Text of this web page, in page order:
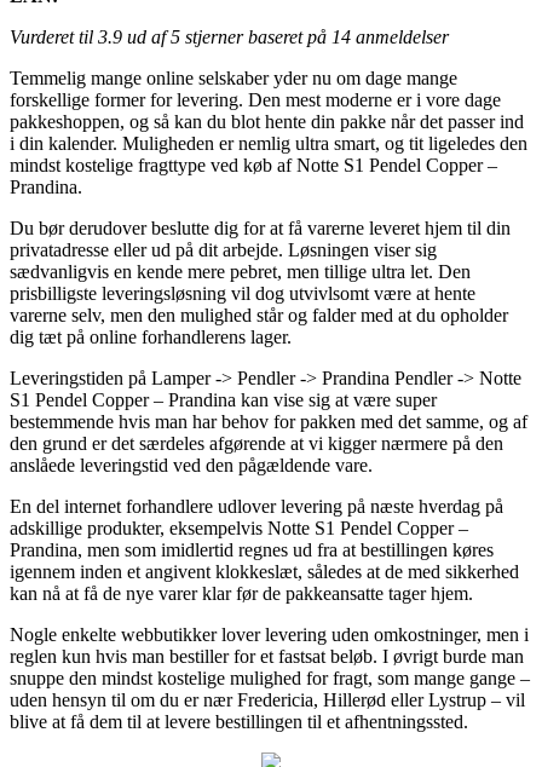
Vurderet til 3.9 ud af 5 stjerner baseret på 14 anmeldelser
Temmelig mange online selskaber yder nu om dage mange
forskellige former for levering. Den mest moderne er i vore dage
pakkeshoppen, og så kan du blot hente din pakke når det passer ind
i din kalender. Muligheden er nemlig ultra smart, og tit ligeledes den
mindst kostelige fragttype ved køb af Notte S1 Pendel Copper –
Prandina.
Du bør derudover beslutte dig for at få varerne leveret hjem til din
privatadresse eller ud på dit arbejde. Løsningen viser sig
sædvanligvis en kende mere pebret, men tillige ultra let. Den
prisbilligste leveringsløsning vil dog utvivlsomt være at hente
varerne selv, men den mulighed står og falder med at du opholder
dig tæt på online forhandlerens lager.
Leveringstiden på Lamper -> Pendler -> Prandina Pendler -> Notte
S1 Pendel Copper – Prandina kan vise sig at være super
bestemmende hvis man har behov for pakken med det samme, og af
den grund er det særdeles afgørende at vi kigger nærmere på den
anslåede leveringstid ved den pågældende vare.
En del internet forhandlere udlover levering på næste hverdag på
adskillige produkter, eksempelvis Notte S1 Pendel Copper –
Prandina, men som imidlertid regnes ud fra at bestillingen køres
igennem inden et angivent klokkeslæt, således at de med sikkerhed
kan nå at få de nye varer klar før de pakkeansatte tager hjem.
Nogle enkelte webbutikker lover levering uden omkostninger, men i
reglen kun hvis man bestiller for et fastsat beløb. I øvrigt burde man
snuppe den mindst kostelige mulighed for fragt, som mange gange –
uden hensyn til om du er nær Fredericia, Hillerød eller Lystrup – vil
blive at få dem til at levere bestillingen til et afhentningssted.